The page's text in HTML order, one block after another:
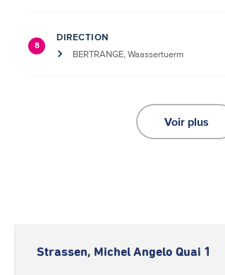
8
DIRECTION
BERTRANGE, Waassertuerm
Voir plus
Strassen, Michel Angelo Quai 1